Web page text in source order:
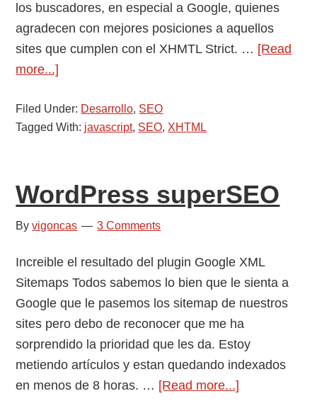
los buscadores, en especial a Google, quienes
agradecen con mejores posiciones a aquellos
sites que cumplen con el XHMTL Strict. … [Read
more...]
javascript
cumpliendo
XHTML
Filed Under: Desarrollo, SEO
Tagged With: javascript, SEO, XHTML
WordPress superSEO
Byvigoncas 3 Comments
Increible el resultado del plugin Google XML
Sitemaps Todos sabemos lo bien que le sienta a
Google que le pasemos los sitemap de nuestros
sites pero debo de reconocer que me ha
sorprendido la prioridad que les da. Estoy
metiendo artículos y estan quedando indexados
en menos de 8 horas. … [Read more...]